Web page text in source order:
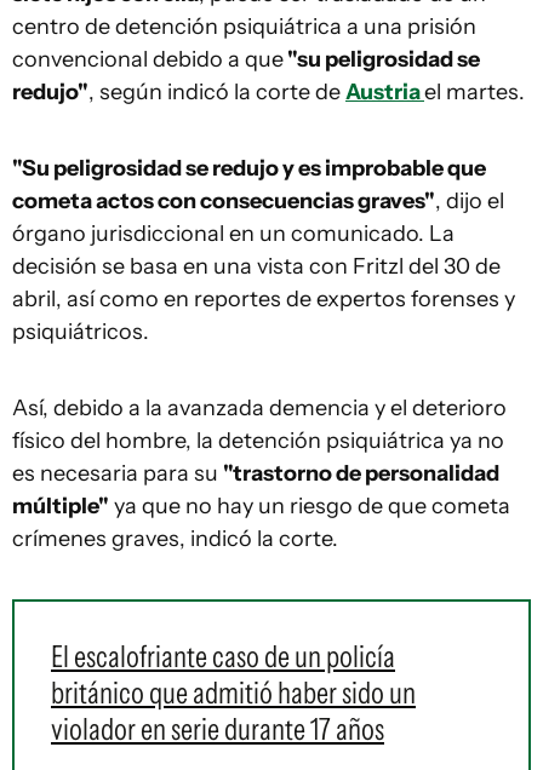
centro de detención psiquiátrica a una prisión
convencional debido a que"su peligrosidad se
redujo", según indicó la corte deAustriael martes.
"Su peligrosidad se redujo y es improbable que
cometa actos con consecuencias graves", dijo el
órgano jurisdiccional en un comunicado. La
decisión se basa en una vista con Fritzl del 30 de
abril, así como en reportes de expertos forenses y
psiquiátricos.
Así, debido a la avanzada demencia y el deterioro
físico del hombre, la detención psiquiátrica ya no
es necesaria para su "trastorno de personalidad
múltiple" ya que no hay un riesgo de que cometa
crímenes graves, indicó la corte.
El escalofriante caso de un policía
británico que admitió haber sido un
violador en serie durante 17 años